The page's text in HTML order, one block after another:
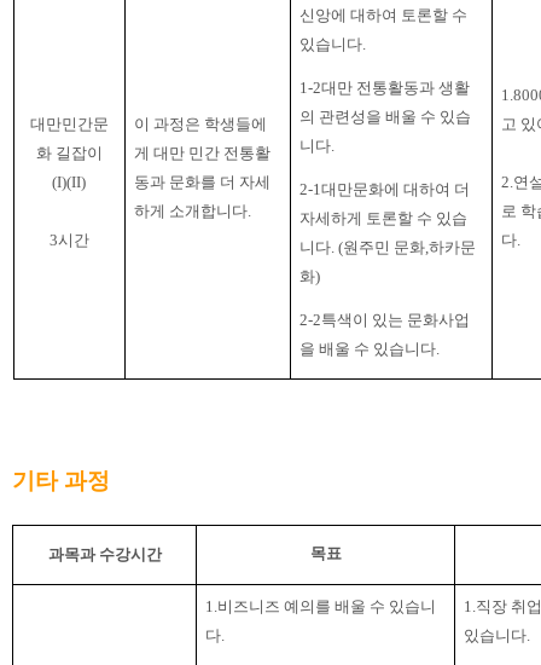
대만민간문
화 길잡이
(I)(II)
3시간
이 과정은 학생들에
게 대만 민간 전통활
동과 문화를 더 자세
하게 소개합니다.
신앙에 대하여 토론할 수
있습니다.
1-2대만 전통활동과 생활
의 관련성을 배울 수 있습
니다.
2-1대만문화에 대하여 더
자세하게 토론할 수 있습
니다. (원주민 문화, 하카문
화)
2-2특색이 있는 문화사업
을 배울 수 있습니다.
고
2. 연
로
다.
기타 과정
과목과 수강시간 목표
1.비즈니즈 예의를 배울 수 있습니
다.
1.직장 취
있습니다.